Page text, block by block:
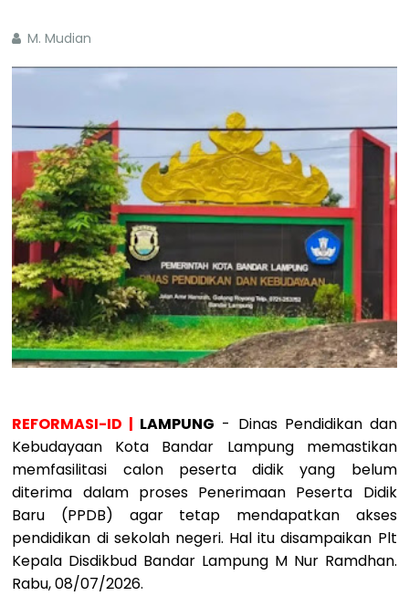
M. Mudian
REFORMASI-ID | LAMPUNG - Dinas Pendidikan dan
Kebudayaan Kota Bandar Lampung memastikan
memfasilitasi calon peserta didik yang belum
diterima dalam proses Penerimaan Peserta Didik
Baru (PPDB) agar tetap mendapatkan akses
pendidikan di sekolah negeri. Hal itu disampaikan Plt
Kepala Disdikbud Bandar Lampung M Nur Ramdhan.
Rabu, 08/07/2026.